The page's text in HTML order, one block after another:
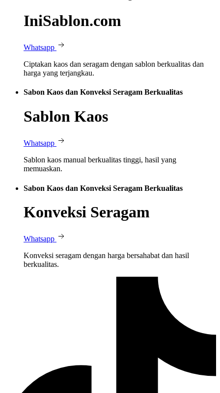
IniSablon.com
Whatsapp
Ciptakan kaos dan seragam dengan sablon berkualitas dan
harga yang terjangkau.
Sabon Kaos dan Konveksi Seragam Berkualitas
Sablon Kaos
Whatsapp
Sablon kaos manual berkualitas tinggi, hasil yang
memuaskan.
Sabon Kaos dan Konveksi Seragam Berkualitas
Konveksi Seragam
Whatsapp
Konveksi seragam dengan harga bersahabat dan hasil
berkualitas.